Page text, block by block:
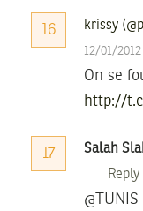
16 krissy
12/01/2012
On se
http://
17 Salah
Reply